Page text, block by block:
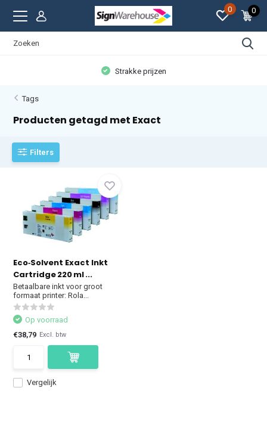
0 0
Strakke prijzen
Tags
Producten getagd met Exact
Filters
Eco‑Solvent Exact Inkt
Cartridge 220 ml ...
Betaalbare inkt voor groot
formaat printer: Rola...
Vergelijk
Op voorraad
€38,79 Excl. btw